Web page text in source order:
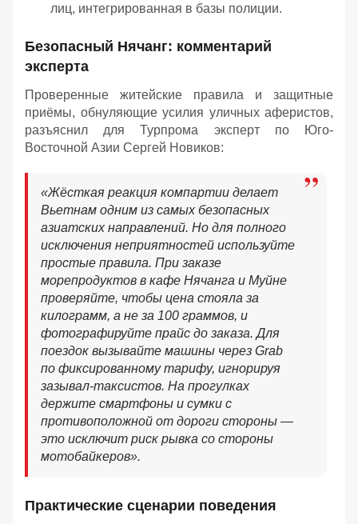
лиц, интегрированная в базы полиции.
Безопасный Нячанг: комментарий
эксперта
Проверенные житейские правила и защитные
приёмы, обнуляющие усилия уличных аферистов,
разъяснил для Турпрома эксперт по Юго-
Восточной Азии Сергей Новиков:
«Жёсткая реакция компартии делает
Вьетнам одним из самых безопасных
азиатских направлений. Но для полного
исключения неприятностей используйте
простые правила. При заказе
морепродуктов в кафе Нячанга и Муйне
проверяйте, чтобы цена стояла за
килограмм, а не за 100 граммов, и
фотографируйте прайс до заказа. Для
поездок вызывайте машины через Grab
по фиксированному тарифу, игнорируя
зазывал-таксистов. На прогулках
держите смартфоны и сумки с
противоположной от дороги стороны —
это исключит риск рывка со стороны
мотобайкеров».
Практические сценарии поведения